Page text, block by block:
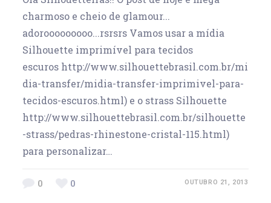
charmoso e cheio de glamour...
adorooooooooo...rsrsrs Vamos usar a mídia
Silhouette imprimível para tecidos
escuros http://www.silhouettebrasil.com.br/mi
dia-transfer/midia-transfer-imprimivel-para-
tecidos-escuros.html) e o strass Silhouette
http://www.silhouettebrasil.com.br/silhouette
-strass/pedras-rhinestone-cristal-115.html)
para personalizar…
0 0 OUTUBRO 21, 2013